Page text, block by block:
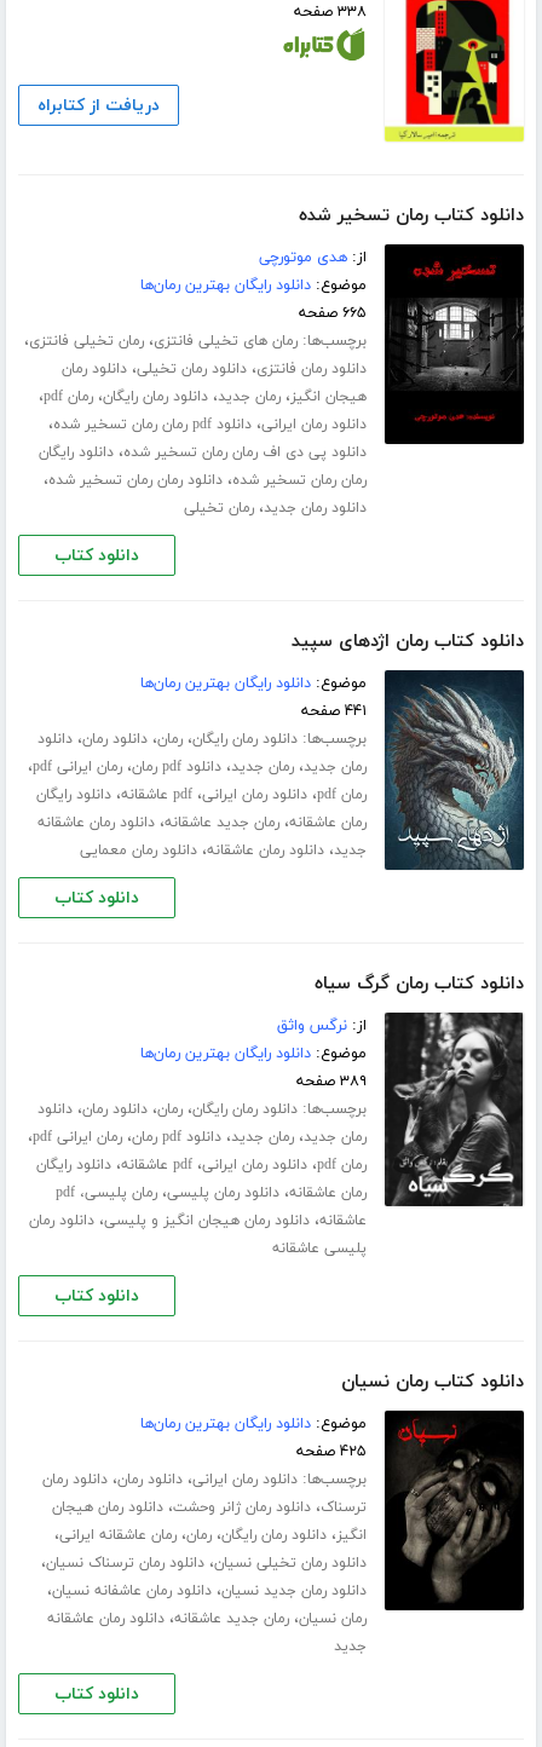
۳۳۸ صفحه
دریافت از کتابراه
دانلود کتاب رمان تسخیر شده
از:هدی موتورچی
موضوع:دانلود رایگان بهترین رمان‌ها
۶۶۵ صفحه
برچسب‌ها:رمان های تخیلی فانتزی،رمان تخیلی فانتزی،
دانلود رمان فانتزی،دانلود رمان تخیلی،دانلود رمان
هیجان انگیز،رمان جدید،دانلود رمان رایگان،رمان pdf ،
دانلود رمان ایرانی،دانلود pdf رمان رمان تسخیر شده ،
دانلود پی دی اف رمان رمان تسخیر شده،دانلود رایگان
رمان رمان تسخیر شده،دانلود رمان رمان تسخیر شده،
دانلود رمان جدید،رمان تخیلی
دانلود کتاب
دانلود کتاب رمان اژدهای سپید
موضوع:دانلود رایگان بهترین رمان‌ها
۴۴۱ صفحه
برچسب‌ها:دانلود رمان رایگان،رمان،دانلود رمان،دانلود
رمان جدید،رمان جدید،دانلود pdf رمان ،رمان ایرانی pdf ،
رمان pdf ،دانلود رمان ایرانی،pdf عاشقانه ،دانلود رایگان
رمان عاشقانه،رمان جدید عاشقانه،دانلود رمان عاشقانه
جدید،دانلود رمان عاشقانه،دانلود رمان معمایی
دانلود کتاب
دانلود کتاب رمان گرگ سیاه
از:نرگس واثق
موضوع:دانلود رایگان بهترین رمان‌ها
۳۸۹ صفحه
برچسب‌ها:دانلود رمان رایگان،رمان،دانلود رمان،دانلود
رمان جدید،رمان جدید،دانلود pdf رمان ،رمان ایرانی pdf ،
رمان pdf ،دانلود رمان ایرانی،pdf عاشقانه ،دانلود رایگان
رمان عاشقانه،دانلود رمان پلیسی،
رمان پلیسی، pdf
عاشقانه،دانلود رمان هیجان انگیز و پلیسی،دانلود رمان
پلیسی عاشقانه
دانلود کتاب
دانلود کتاب رمان نسیان
موضوع:دانلود رایگان بهترین رمان‌ها
۴۲۵ صفحه
برچسب‌ها:دانلود رمان ایرانی،دانلود رمان،دانلود رمان
ترسناک،دانلود رمان ژانر وحشت،دانلود رمان هیجان
انگیز،دانلود رمان رایگان،رمان،رمان عاشقانه ایرانی،
دانلود رمان تخیلی نسیان،دانلود رمان ترسناک نسیان،
دانلود رمان جدید نسیان،دانلود رمان عاشفانه نسیان،
رمان نسیان،رمان جدید عاشقانه،دانلود رمان عاشقانه
جدید
دانلود کتاب